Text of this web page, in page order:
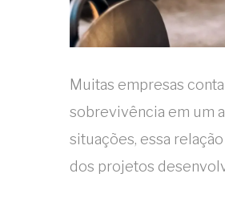
Muitas empresas
sobrevivência em um
situações, essa
dos projetos